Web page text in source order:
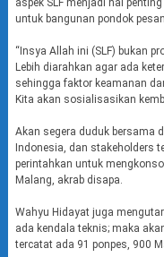
aspek SLF menjadi hal
untuk bangunan pondok
“Insya Allah ini (SLF) bukan
Lebih diarahkan agar ada
sehingga faktor keamanan
Kita akan sosialisasikan
Akan segera duduk bersama
Indonesia, dan stakeholders
perintahkan untuk
Malang, akrab disapa.
Wahyu Hidayat juga
ada kendala teknis; maka
tercatat ada 91 ponpes, 900